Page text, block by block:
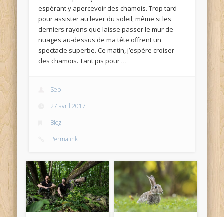
espérant y apercevoir des chamois. Trop tard
pour assister au lever du soleil, même si les
derniers rayons que laisse passer le mur de
nuages au-dessus de ma tête offrent un
spectacle superbe. Ce matin, j’espère croiser
des chamois. Tant pis pour …
Seb
27 avril 2017
Blog
Permalink